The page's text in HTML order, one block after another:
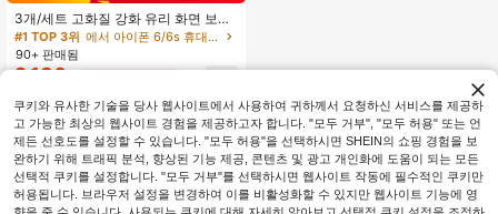
3개/세트 고화질 강화 유리 화면 보호
기, 아이폰 17/17Pro/17Pro Max/16/1
5/14/13/12/11 Pro Max와 호환, 아이
폰 7/8 Plus/X/XS Max/XR과도 호환 -
#1 TOP 3위
에서 아이폰 6/6s 휴대폰 화면 보호 필름
90+ 판매됨
2,130
쿠키와 유사한 기술을 당사 웹사이트에서 사용하여 귀하께서 요청하신 서비스를 제공하
고 가능한 최상의 웹사이트 경험을 제공하고자 합니다. "모두 거부", "모두 허용" 또는 언
제든 선호도를 설정할 수 있습니다. "모두 허용"을 선택하시면 SHEIN의 쇼핑 경험을 보
완하기 위해 트래픽 분석, 향상된 기능 제공, 콘텐츠 및 광고 개인화에 도움이 되는 모든
선택적 쿠키를 설정합니다. "모두 거부"를 선택하시면 웹사이트 작동에 필수적인 쿠키만
허용됩니다. 브라우저 설정을 변경하여 이를 비활성화할 수 있지만 웹사이트 기능에 영